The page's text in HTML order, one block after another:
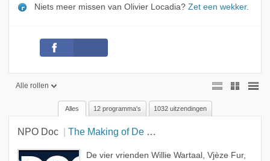
Niets meer missen van Olivier Locadia? Zet een wekker.
Alle rollen
Alle rollen
Geen rol
Presentator
Alles 12 programma's 1032 uitzendingen
NPO Doc The Making of De Jeugd van Tegenwoordig
De vier vrienden Willie Wartaal, Vjèze Fur,